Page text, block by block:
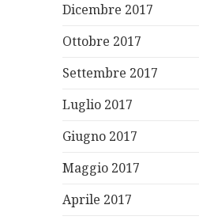
Dicembre 2017
Ottobre 2017
Settembre 2017
Luglio 2017
Giugno 2017
Maggio 2017
Aprile 2017